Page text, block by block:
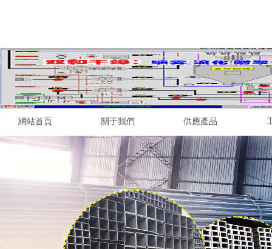
網站首頁 關于我們 供應產品